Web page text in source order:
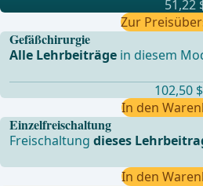
Einzelfreischaltung
Freischaltungdieses
In den
51,22
Zur
Gefäßchirurgie
Alle Lehrbeiträge in diesem
102,50
In den